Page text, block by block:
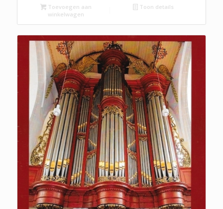
Toevoegen aan
winkelwagen
Toon details